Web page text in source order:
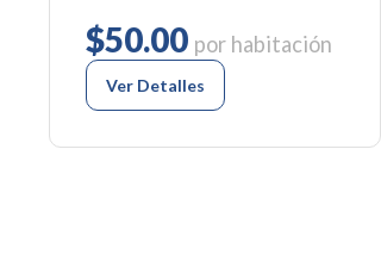
$50.00 por habitación
Ver Detalles